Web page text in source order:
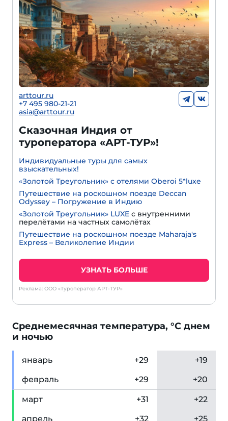
arttour.ru
+7 495 980-21-21
asia@arttour.ru
Сказочная Индия от
туроператора «АРТ-ТУР»!
Индивидуальные туры для самых
взыскательных!
«Золотой Треугольник» с отелями Oberoi 5*luxe
Путешествие на роскошном поезде Deccan
Odyssey – Погружение в Индию
«Золотой Треугольник» LUXE с внутренними
перелётами на частных самолётах
Путешествие на роскошном поезде Maharaja's
Express – Великолепие Индии
УЗНАТЬ БОЛЬШЕ
Реклама: ООО «Туроператор АРТ-ТУР»
Cреднемесячная температура, °C днем
и ночью
январь +29
+19
февраль +29 +20
март +31
+22
апрель +32 +25